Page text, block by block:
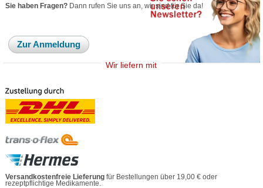
Sie haben Fragen? Dann rufen Sie uns an, wir sind für Sie da!
Zur Anmeldung
Wir liefern mit
Versandkostenfreie Lieferung für Bestellungen über 19,00 € oder
rezeptpflichtige Medikamente.